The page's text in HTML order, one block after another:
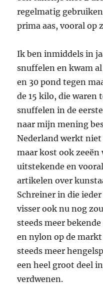
regelmatig
prima aas, vooral op
Ik ben inmiddels in
snuffelen en kwam
en 30 pond tegen
de 15 kilo, die waren
snuffelen in de
naar mijn mening
Nederland werkt niet
maar kost ook zeeën
uitstekende en
artikelen over
Schreiner in die
visser ook nu nog
steeds meer
en nylon op de
steeds meer
een heel groot deel
verdwenen.